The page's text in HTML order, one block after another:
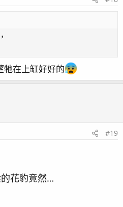
穿多一點別著涼阿～
花豹的狀態，
祝大家聖誕節快樂
好，
牠在上缸好好的
#19
花豹竟然…